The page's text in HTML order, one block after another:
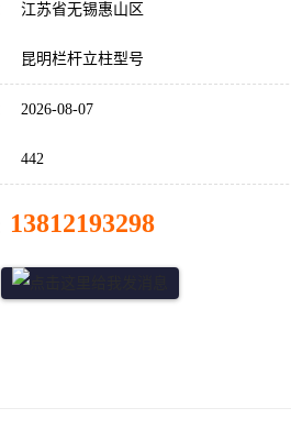
江苏省无锡惠山区
昆明栏杆立柱型号
2026-08-07
442
13812193298